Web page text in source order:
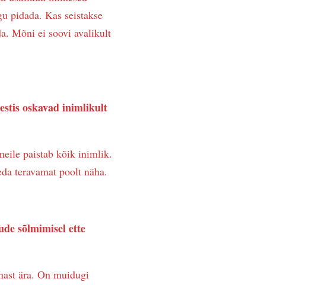
pidada. Kas seistakse
Mõni ei soovi avalikult
oskavad inimlikult
paistab kõik inimlik.
teravamat poolt näha.
sõlmimisel ette
ära. On muidugi